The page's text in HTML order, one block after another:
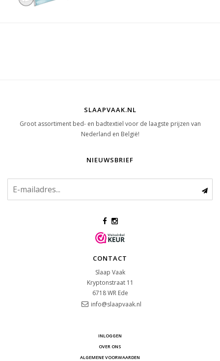
SLAAPVAAK.NL
Groot assortiment bed- en badtextiel voor de laagste prijzen van
Nederland en België!
NIEUWSBRIEF
CONTACT
Slaap Vaak
Kryptonstraat 11
6718 WR Ede
info@slaapvaak.nl
INLOGGEN
OVER ONS
ALGEMENE VOORWAARDEN